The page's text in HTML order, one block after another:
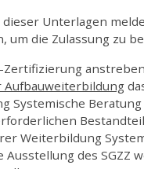
dieser Unterlagen
um die Zulassung zu
Zertifizierung
Systemische Beratung
Weiterbildung
Ausstellung des SGZZ